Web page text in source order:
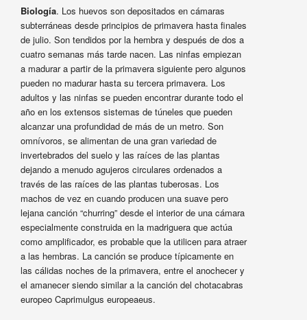
Biología. Los huevos son depositados en cámaras
subterráneas desde principios de primavera hasta finales
de julio. Son tendidos por la hembra y después de dos a
cuatro semanas más tarde nacen. Las ninfas empiezan
a madurar a partir de la primavera siguiente pero algunos
pueden no madurar hasta su tercera primavera. Los
adultos y las ninfas se pueden encontrar durante todo el
año en los extensos sistemas de túneles que pueden
alcanzar una profundidad de más de un metro. Son
omnívoros, se alimentan de una gran variedad de
invertebrados del suelo y las raíces de las plantas
dejando a menudo agujeros circulares ordenados a
través de las raíces de las plantas tuberosas. Los
machos de vez en cuando producen una suave pero
lejana canción “churring” desde el interior de una cámara
especialmente construida en la madriguera que actúa
como amplificador, es probable que la utilicen para atraer
a las hembras. La canción se produce típicamente en
las cálidas noches de la primavera, entre el anochecer y
el amanecer siendo similar a la canción del chotacabras
europeo Caprimulgus europeaeus.